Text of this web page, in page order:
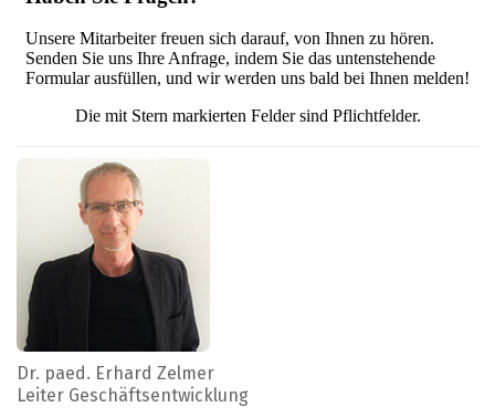
Dr. paed. Erhard Zelmer
Leiter Geschäftsentwicklung